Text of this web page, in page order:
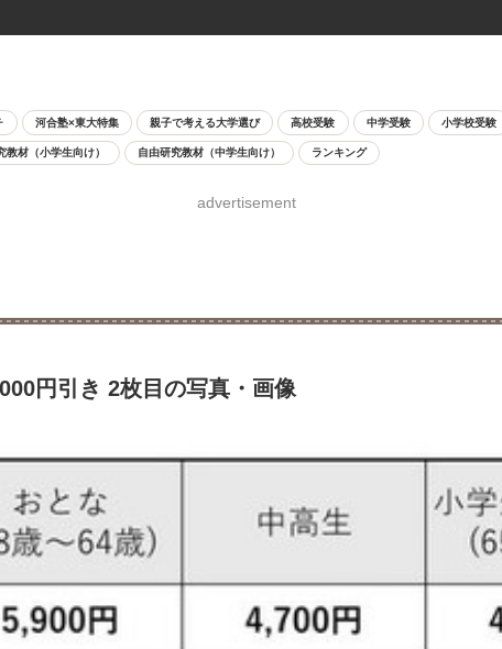
河合塾×東大特集 親子で考える大学選び 高校受験 中学受験 小学校受験
教材（小学生向け） 自由研究教材（中学生向け） ランキング
advertisement
円引き 2枚目の写真・画像